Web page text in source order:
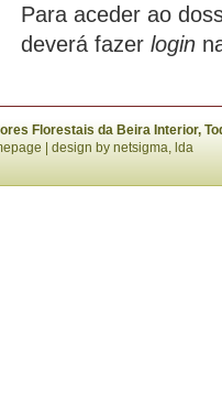
Para aceder ao
deverá fazer login
Florestais da Beira Interior,
| design by netsigma, lda